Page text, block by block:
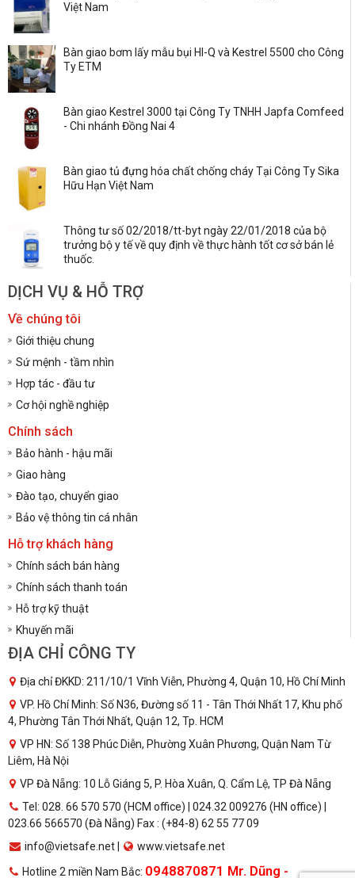
Việt Nam
Bàn giao bơm lấy mẫu bụi HI-Q và Kestrel 5500 cho Công
Ty ETM
Bàn giao Kestrel 3000 tại Công Ty TNHH Japfa Comfeed
- Chi nhánh Đồng Nai 4
Bàn giao tủ đựng hóa chất chống cháy Tại Công Ty Sika
Hữu Hạn Việt Nam
Thông tư số 02/2018/tt-byt ngày 22/01/2018 của bộ
trưởng bộ y tế về quy định về thực hành tốt cơ sở bán lẻ
thuốc.
DỊCH VỤ & HỖ TRỢ
Về chúng tôi
Giới thiệu chung
Sứ mệnh - tầm nhìn
Hợp tác - đầu tư
Cơ hội nghề nghiệp
Chính sách
Bảo hành - hậu mãi
Giao hàng
Đào tạo, chuyển giao
Bảo vệ thông tin cá nhân
Hỗ trợ khách hàng
Chính sách bán hàng
Chính sách thanh toán
Hỗ trợ kỹ thuật
Khuyến mãi
ĐỊA CHỈ CÔNG TY
Địa chỉ ĐKKD: 211/10/1 Vĩnh Viễn, Phường 4, Quận 10, Hồ Chí Minh
VP. Hồ Chí Minh: Số N36, Đường số 11 - Tân Thới Nhất 17, Khu phố
4, Phường Tân Thới Nhất, Quận 12, Tp. HCM
VP HN: Số 138 Phúc Diễn, Phường Xuân Phương, Quận Nam Từ
Liêm, Hà Nội
VP Đà Nẵng: 10 Lỗ Giáng 5, P. Hòa Xuân, Q. Cẩm Lệ, TP Đà Nẵng
Tel: 028. 66 570 570 (HCM office) | 024.32 009276 (HN office) |
023.66 566570 (Đà Nẵng) Fax : (+84-8) 62 55 77 09
info@vietsafe.net |
www.vietsafe.net
Hotline 2 miền Nam Bắc: 0948870871 Mr. Dũng -